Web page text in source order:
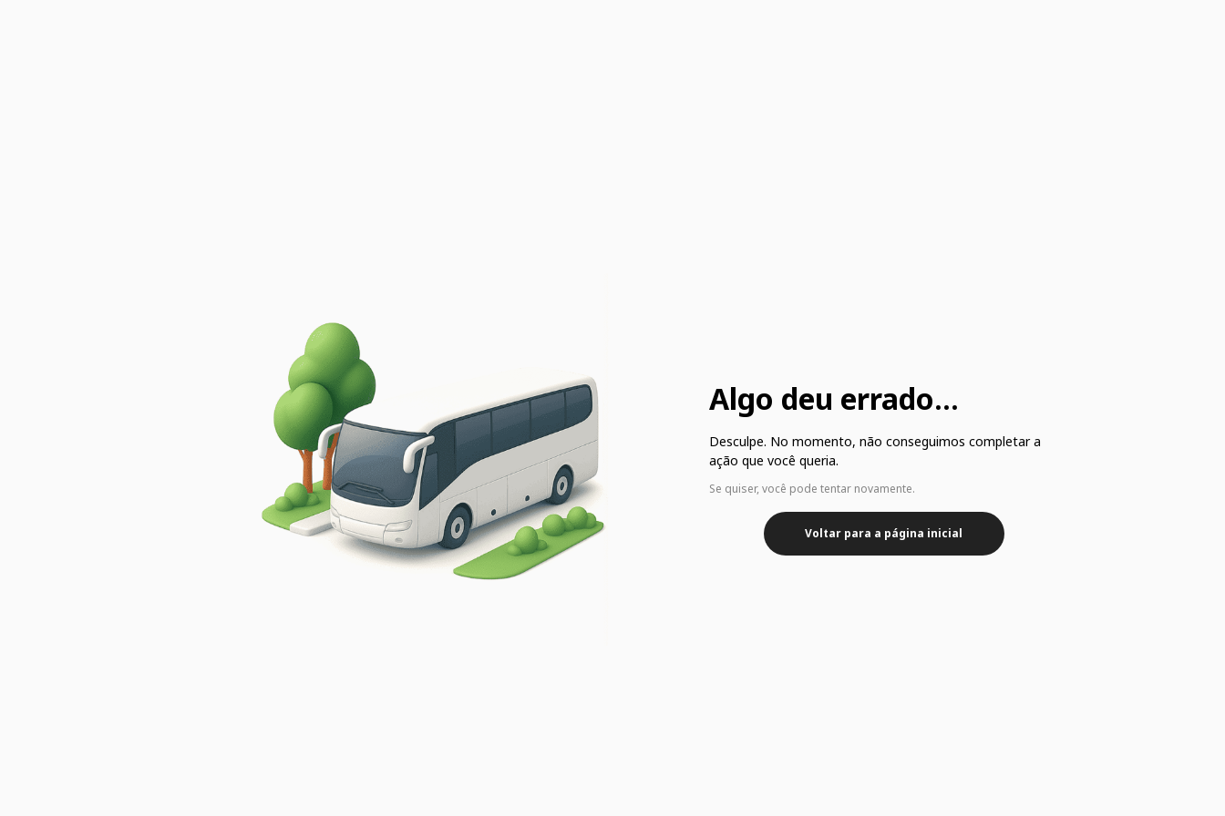
Algo deu errado...
Desculpe. No momento, não conseguimos completar a
ação que você queria.
Se quiser, você pode tentar novamente.
Voltar para a página inicial